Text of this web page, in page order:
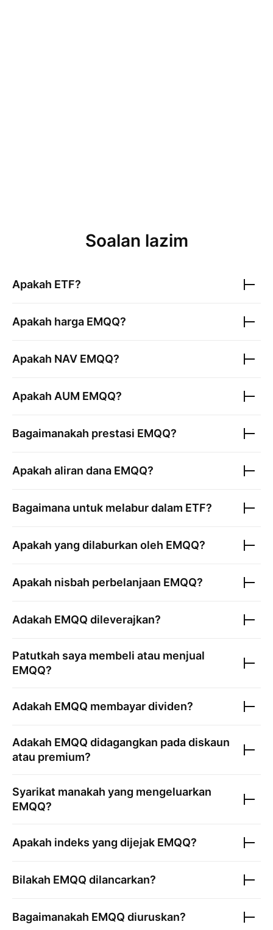
Soalan lazim
Apakah ETF?
Apakah harga EMQQ?
Apakah NAV EMQQ?
Apakah AUM EMQQ?
Bagaimanakah prestasi EMQQ?
Apakah aliran dana EMQQ?
Bagaimana untuk melabur dalam ETF?
Apakah yang dilaburkan oleh EMQQ?
Apakah nisbah perbelanjaan EMQQ?
Adakah EMQQ dileverajkan?
Patutkah saya membeli atau menjual
EMQQ?
Adakah EMQQ membayar dividen?
Adakah EMQQ didagangkan pada diskaun
atau premium?
Syarikat manakah yang mengeluarkan
EMQQ?
Apakah indeks yang dijejak EMQQ?
Bilakah EMQQ dilancarkan?
Bagaimanakah EMQQ diuruskan?